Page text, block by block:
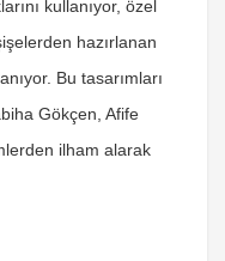
kullanıyor, özel
hazırlanan
Bu tasarımları
Gökçen, Afife
ilham alarak